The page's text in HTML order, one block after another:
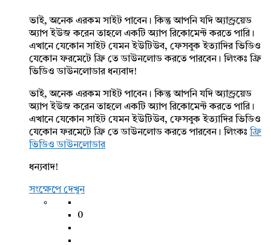
ভাই, অনেক এরকম সাইট পাবেন। কিন্তু আপনি যদি অ্যান্ড্রয়েড
অ্যাপ ইউজ করেন তাহলে একটি অ্যাপ রিকোমেন্ট করতে পারি।
এখানে যেকোন সাইট যেমন ইউটিউব, ফেসবুক ইত্যাদির ভিডিও
যেকোন ফরমেটে ফ্রি তে ডাউনলোড করতে পারবেন। লিংকঃ ফ্রি
ভিডিও ডাউনলোডার ধন্যবাদ!
ভাই, অনেক এরকম সাইট পাবেন। কিন্তু আপনি যদি অ্যান্ড্রয়েড
অ্যাপ ইউজ করেন তাহলে একটি অ্যাপ রিকোমেন্ট করতে পারি।
এখানে যেকোন সাইট যেমন ইউটিউব, ফেসবুক ইত্যাদির ভিডিও
যেকোন ফরমেটে ফ্রি তে ডাউনলোড করতে পারবেন। লিংকঃফ্রি
ভিডিও ডাউনলোডার
ধন্যবাদ!
সংক্ষেপে দেখুন
0